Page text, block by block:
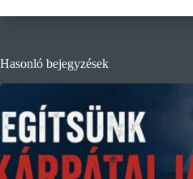
Hasonló bejegyzések